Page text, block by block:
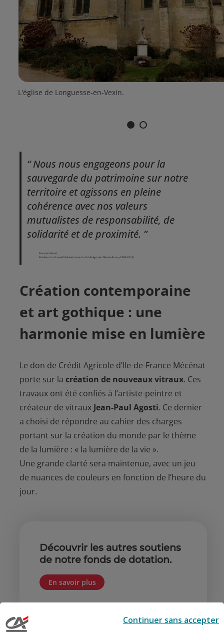
L'église de Longuesse-en-Vexin.
1 2
Nous nous engageons pour la
sauvegarde du patrimoine sur notre
territoire et agissons en pleine
cohérence avec nos valeurs
mutualistes de responsabilité, de
solidarité et de proximité.
François Imbault,
Président du Conseil d’Administration du Crédit Agricole d’Ile-de-France (1998‐2018)
Création contemporaine
et art gothique : une
harmonie mise en lumière
Le don de Crédit Agricole d’Ile-de-France Mécénat
porte sur lacréation de nouveaux vitraux. Ces
travaux ont été confiés à l’artiste-peintre et
créateur de vitraux Jean-Paul Agosti. Ce dernier
a choisi de répondre au cahier des charges
portant sur la création du monde par le thème
de la lumière :« la lumière de la vie ».
Une grande clarté sera maintenue, avec un jeu
de nuances de couleurs en fonction de l’heure du
jour.
Découvrir les autres soutiens
de notre fonds de dotation.
En savoir plus
Continuer sans accepter